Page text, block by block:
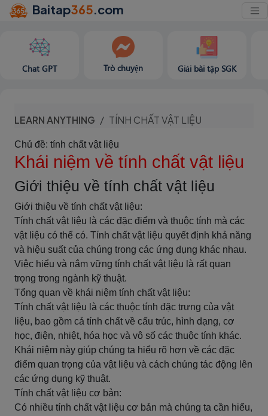
Baitap365.com
Chat GPT Trò chuyện Giải bài tập SGK
LEARN ANYTHING TÍNH CHẤT VẬT LIỆU
Chủ đề: tính chất vật liệu
Khái niệm về tính chất vật liệu
Giới thiệu về tính chất vật liệu
Giới thiệu về tính chất vật liệu:
Tính chất vật liệu là các đặc điểm và thuộc tính mà các
vật liệu có thể có. Tính chất vật liệu quyết định khả năng
và hiệu suất của chúng trong các ứng dụng khác nhau.
Việc hiểu và nắm vững tính chất vật liệu là rất quan
trọng trong ngành kỹ thuật.
Tổng quan về khái niệm tính chất vật liệu:
Tính chất vật liệu là các thuộc tính đặc trưng của vật
liệu, bao gồm cả tính chất về cấu trúc, hình dạng, cơ
học, điện, nhiệt, hóa học và vô số các thuộc tính khác.
Khái niệm này giúp chúng ta hiểu rõ hơn về các đặc
điểm quan trọng của vật liệu và cách chúng tác động lên
các ứng dụng kỹ thuật.
Tính chất vật liệu cơ bản:
Có nhiều tính chất vật liệu cơ bản mà chúng ta cần hiểu,